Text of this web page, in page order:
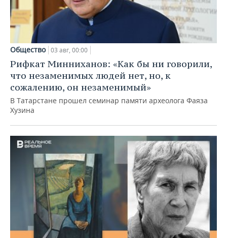
Общество 03 авг, 00:00
Рифкат Минниханов: «Как бы ни говорили,
что незаменимых людей нет, но, к
сожалению, он незаменимый»
В Татарстане прошел семинар памяти археолога Фаяза
Хузина